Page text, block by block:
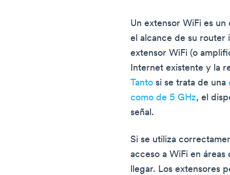
Un extensor WiFi es
el alcance de su router
extensor WiFi (o
Internet existente y la
Tanto si se trata de una
como de 5 GHz, el
señal.
Si se utiliza
acceso a WiFi en
llegar. Los extensores